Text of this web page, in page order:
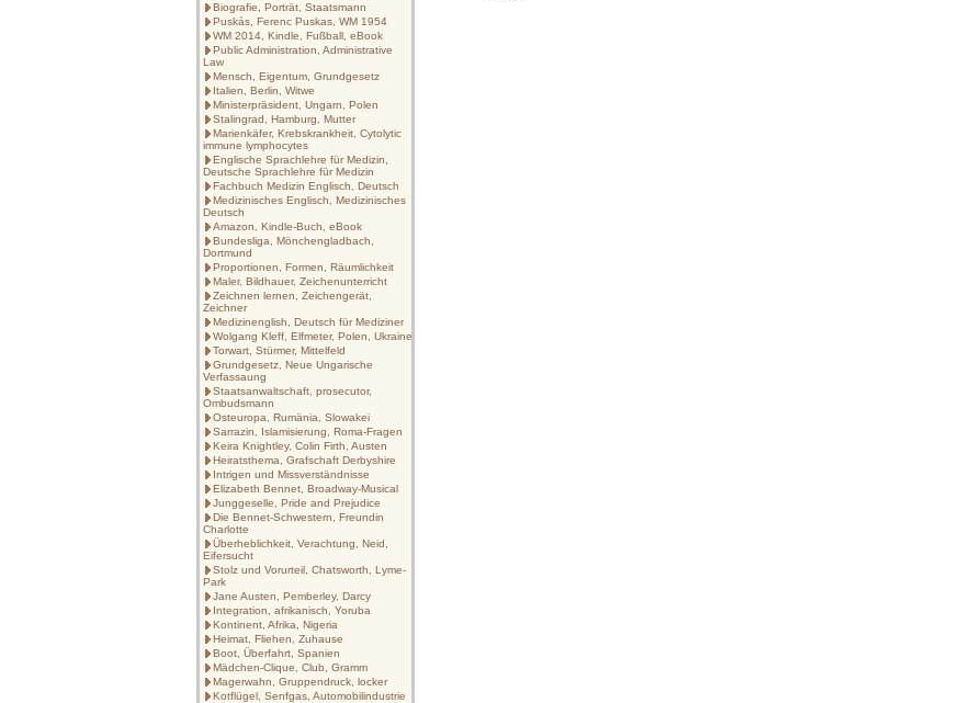
Biografie, Porträt, Staatsmann
Puskás, Ferenc Puskas, WM 1954
WM 2014, Kindle, Fußball, eBook
Public Administration, Administrative
Law
Mensch, Eigentum, Grundgesetz
Italien, Berlin, Witwe
Ministerpräsident, Ungarn, Polen
Stalingrad, Hamburg, Mutter
Marienkäfer, Krebskrankheit, Cytolytic
immune lymphocytes
Englische Sprachlehre für Medizin,
Deutsche Sprachlehre für Medizin
Fachbuch Medizin Englisch, Deutsch
Medizinisches Englisch, Medizinisches
Deutsch
Amazon, Kindle-Buch, eBook
Bundesliga, Mönchengladbach,
Dortmund
Proportionen, Formen, Räumlichkeit
Maler, Bildhauer, Zeichenunterricht
Zeichnen lernen, Zeichengerät,
Zeichner
Medizinenglish, Deutsch für Mediziner
Wolgang Kleff, Elfmeter, Polen, Ukraine
Torwart, Stürmer, Mittelfeld
Grundgesetz, Neue Ungarische
Verfassaung
Staatsanwaltschaft, prosecutor,
Ombudsmann
Osteuropa, Rumänia, Slowakei
Sarrazin, Islamisierung, Roma-Fragen
Keira Knightley, Colin Firth, Austen
Heiratsthema, Grafschaft Derbyshire
Intrigen und Missverständnisse
Elizabeth Bennet, Broadway-Musical
Junggeselle, Pride and Prejudice
Die Bennet-Schwestern, Freundin
Charlotte
Überheblichkeit, Verachtung, Neid,
Eifersucht
Stolz und Vorurteil, Chatsworth, Lyme-
Park
Jane Austen, Pemberley, Darcy
Integration, afrikanisch, Yoruba
Kontinent, Afrika, Nigeria
Heimat, Fliehen, Zuhause
Boot, Überfahrt, Spanien
Mädchen-Clique, Club, Gramm
Magerwahn, Gruppendruck, locker
Kotflügel, Senfgas, Automobilindustrie